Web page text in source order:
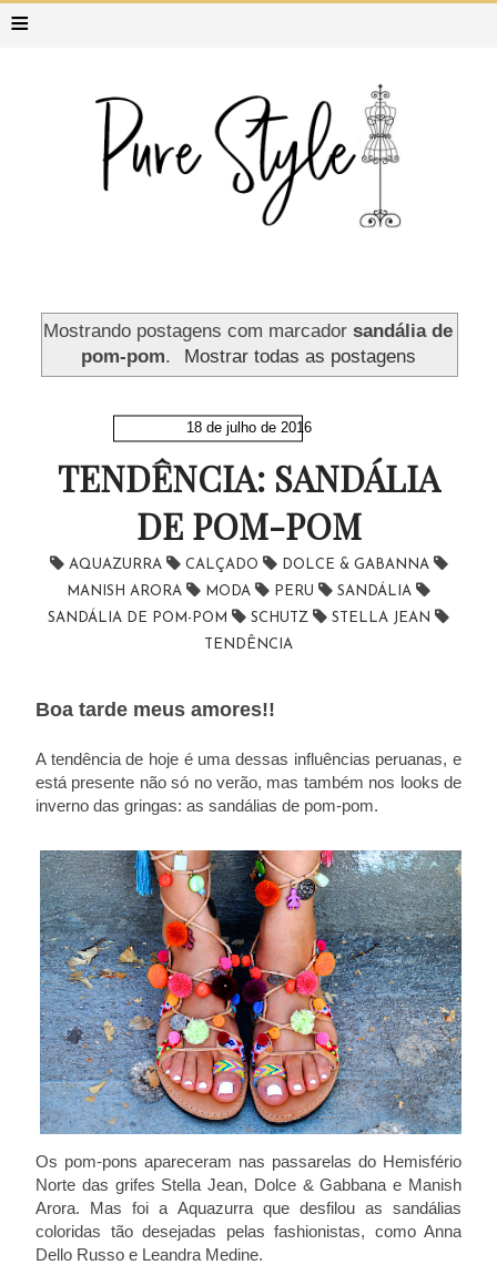
≡
Mostrando postagens com marcadorsandália de
pom-pom. Mostrar todas as postagens
18 de julho de 2016
TENDÊNCIA: SANDÁLIA
DE POM-POM
AQUAZURRA CALÇADO
DOLCE & GABANNA
MANISH ARORA
MODA PERU
SANDÁLIA
SANDÁLIA DE POM-POM
SCHUTZ
STELLA JEAN
TENDÊNCIA
Boa tarde meus amores!!
A tendência de hoje é uma dessas influências peruanas, e
está presente não só no verão, mas também nos looks de
inverno das gringas: as sandálias de pom-pom.
Os pom-pons apareceram nas passarelas do Hemisfério
Norte das grifes Stella Jean, Dolce & Gabbana e Manish
Arora. Mas foi a Aquazurra que desfilou as sandálias
coloridas tão desejadas pelas fashionistas, como Anna
Dello Russo e Leandra Medine.